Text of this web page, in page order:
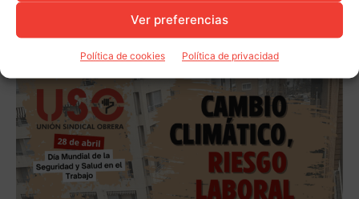
Ver preferencias
Política de cookies Política de privacidad